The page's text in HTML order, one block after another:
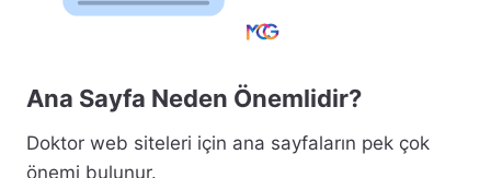
Ana Sayfa Neden Önemlidir?
Doktor web siteleri için ana sayfaların pek çok
önemi bulunur.